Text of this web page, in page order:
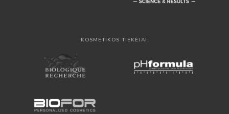
KOSMETIKOS TIEKĖJAI: